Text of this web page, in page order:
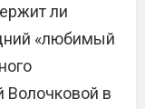
ли
«любимый
Волочковой в